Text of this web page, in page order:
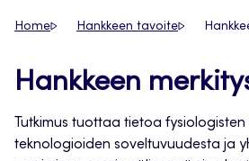
Home Hankkeen tavoite
Hankkeen
Tutkimus tuottaa tietoa
teknologioiden soveltuvuudesta ja